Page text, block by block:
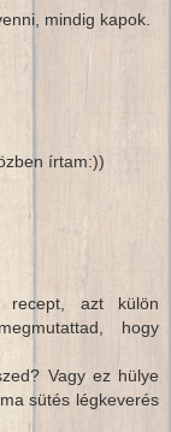
mindig kapok.
írtam:))
azt külön
hogy
Vagy ez hülye
sütés légkeverés